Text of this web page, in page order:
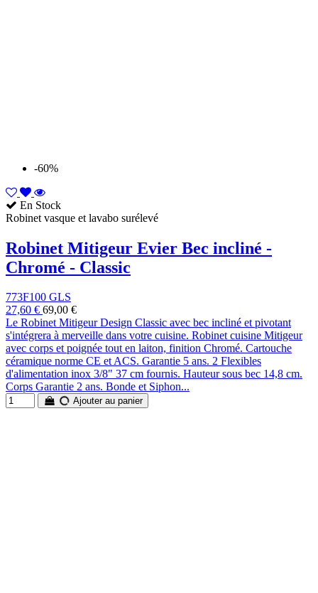
-60%
En Stock
Robinet vasque et lavabo surélevé
Robinet Mitigeur Evier Bec incliné -
Chromé - Classic
773F100 GLS
27,60 € 69,00 €
Le Robinet Mitigeur Design Classic avec bec incliné et pivotant
s'intégrera à merveille dans votre cuisine. Robinet cuisine Mitigeur
avec corps et poignée tout en laiton, finition Chromé. Cartouche
céramique norme CE et ACS. Garantie 5 ans. 2 Flexibles
d'alimentation inox 3/8" 37 cm fournis. Hauteur sous bec 14,8 cm.
Corps Garantie 2 ans. Bonde et Siphon...
Ajouter au panier